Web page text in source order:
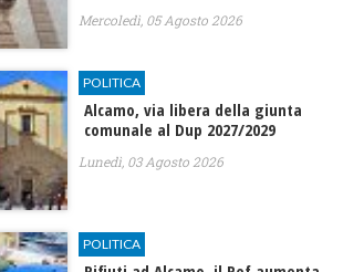
Mercoledì, 05 Agosto 2026
POLITICA
Alcamo, via libera della giunta
comunale al Dup 2027/2029
Lunedì, 03 Agosto 2026
POLITICA